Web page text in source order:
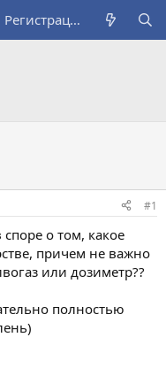
Регистрация
#1
о том, какое
причем не важно
или дозиметр??
полностью